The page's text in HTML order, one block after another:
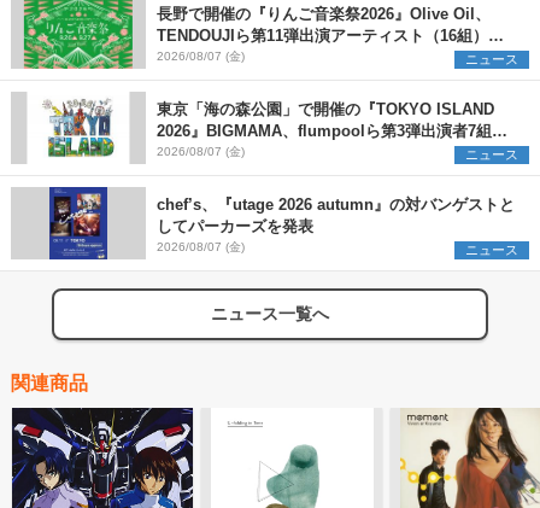
長野で開催の『りんご音楽祭2026』Olive Oil、
TENDOUJIら第11弾出演アーティスト（16組）を
発表
2026/08/07 (金) ニュース
東京「海の森公園」で開催の『TOKYO ISLAND
2026』BIGMAMA、flumpoolら第3弾出演者7組を
発表 ワークショップ・アート出展者を募集
2026/08/07 (金) ニュース
chef’s、『utage 2026 autumn』の対バンゲストと
してパーカーズを発表
2026/08/07 (金) ニュース
ニュース一覧へ
関連商品